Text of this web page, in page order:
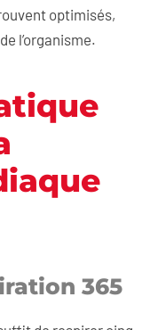
optimisés,
l’organisme.
365